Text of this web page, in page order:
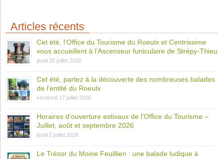
Articles récents
Cet été, l’Office du Tourisme du Roeulx et Centrissime
vous accueillent à l’Ascenseur funiculaire de Strépy-Thieu
jeudi 30 juillet 2026
Cet été, partez à la découverte des nombreuses balades
de l’entité du Roeulx
vendredi 17 juillet 2026
Horaires d’ouverture estivaux de l’Office du Tourisme –
Juillet, août et septembre 2026
jeudi 2 juillet 2026
Le Trésor du Moine Feuillien : une balade ludique à